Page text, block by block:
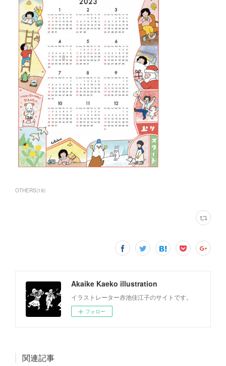
OTHERS(19)
Akaike Kaeko illustration
イラストレーター赤池佳江子のサイトです。
フォロー
関連記事